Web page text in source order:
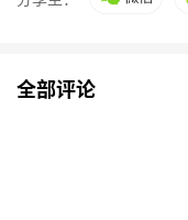
在形成。”杨中楷
我国规划的庞大
链等，均提出了万
星座建设过
全部评论